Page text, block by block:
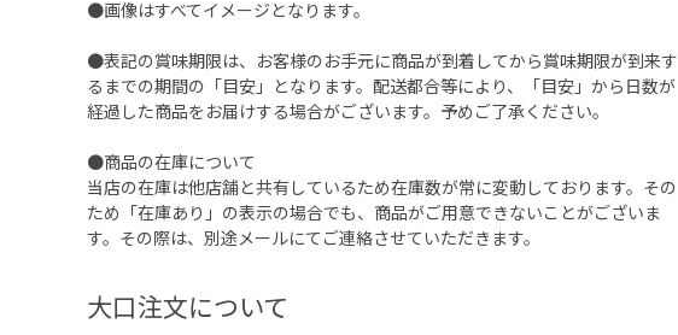
●画像はすべてイメージとなります。
●表記の賞味期限は、お客様のお手元に商品が到着してから賞味期限が到来す
るまでの期間の「目安」となります。配送都合等により、「目安」から日数が
経過した商品をお届けする場合がございます。予めご了承ください。
●商品の在庫について
当店の在庫は他店舗と共有しているため在庫数が常に変動しております。その
ため「在庫あり」の表示の場合でも、商品がご用意できないことがございま
す。その際は、別途メールにてご連絡させていただきます。
大口注文について